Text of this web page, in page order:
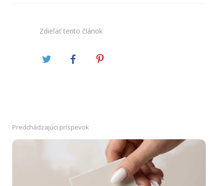
Zdieľať tento článok
PostPredchádzajúci príspevok